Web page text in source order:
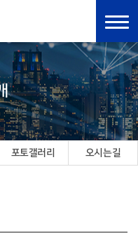
포토갤러리 오시는길